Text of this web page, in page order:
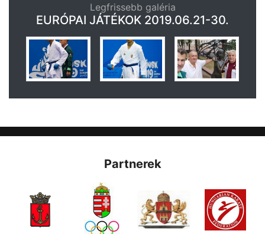
Legfrissebb galéria
EURÓPAI JÁTÉKOK 2019.06.21-30.
Partnerek